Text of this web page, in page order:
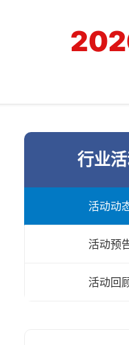
行业
活动动
活动预
活动回